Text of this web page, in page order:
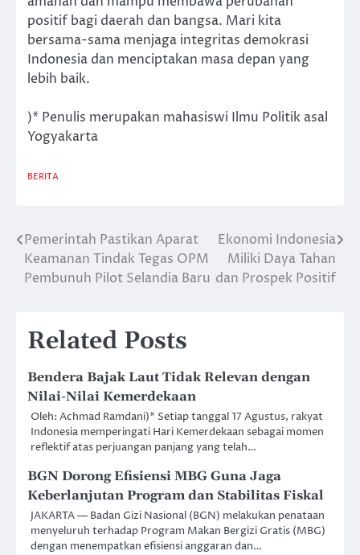
positif bagi daerah dan bangsa. Mari kita
bersama-sama menjaga integritas demokrasi
Indonesia dan menciptakan masa depan yang
lebih baik.
)* Penulis merupakan mahasiswi Ilmu Politik asal
Yogyakarta
BERITA
Post
navigation
Pemerintah Pastikan Aparat
Keamanan Tindak Tegas OPM
Pembunuh Pilot Selandia Baru
Ekonomi Indonesia
Miliki Daya Tahan
dan Prospek Positif
Related Posts
Bendera Bajak Laut Tidak Relevan dengan
Nilai-Nilai Kemerdekaan
Oleh: Achmad Ramdani)* Setiap tanggal 17 Agustus, rakyat
Indonesia memperingati Hari Kemerdekaan sebagai momen
reflektif atas perjuangan panjang yang telah…
BGN Dorong Efisiensi MBG Guna Jaga
Keberlanjutan Program dan Stabilitas Fiskal
JAKARTA — Badan Gizi Nasional (BGN) melakukan penataan
menyeluruh terhadap Program Makan Bergizi Gratis (MBG)
dengan menempatkan efisiensi anggaran dan…